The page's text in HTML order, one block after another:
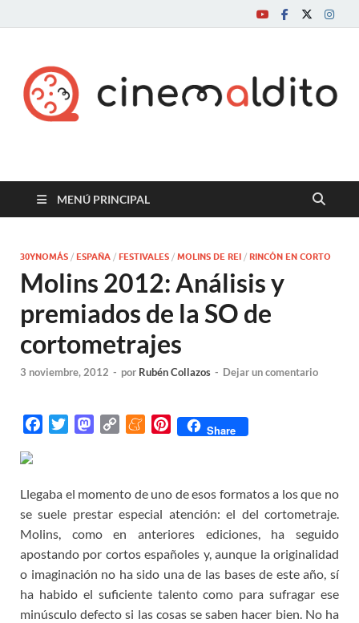
Cine maldito
MENÚ PRINCIPAL
30YNOMÁS / ESPAÑA / FESTIVALES / MOLINS DE REI / RINCÓN EN CORTO
Molins 2012: Análisis y
premiados de la SO de
cortometrajes
3 noviembre, 2012 - por Rubén Collazos - Dejar un comentario
b
o
o
k
t
e
r
M
o
d
o
n
L
i
n
k
M
a
m
e
P
e
r
e
s
t
Share
Llegaba el momento de uno de esos formatos a los que no
se suele prestar especial atención: el del cortometraje.
Molins, como en anteriores ediciones, ha seguido
apostando por cortos españoles y, aunque la originalidad
o imaginación no ha sido una de las bases de este año, sí
ha habido el suficiente talento como para sufragar ese
minúsculo defecto si las cosas se saben hacer bien. No ha